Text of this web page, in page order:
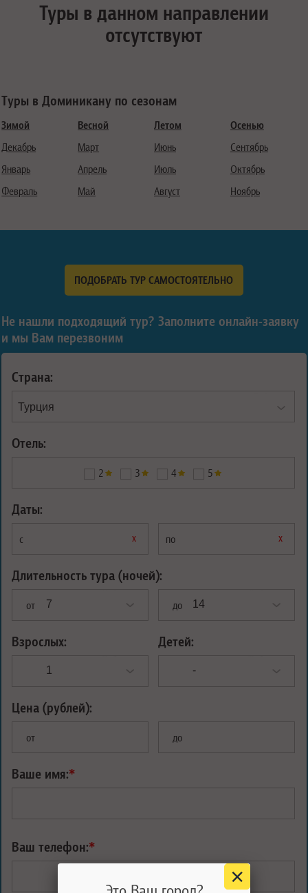
Туры в данном направлении
отсутствуют
Туры в Доминикану по сезонам
Зимой
Декабрь
Январь
Февраль
Весной
Март
Апрель
Май
Летом
Июнь
Июль
Август
Осенью
Сентябрь
Октябрь
Ноябрь
ПОДОБРАТЬ ТУР САМОСТОЯТЕЛЬНО
Не нашли подходящий тур? Заполните онлайн-заявку
и мы Вам перезвоним
Страна:
Отель:
2 3 4 5
Даты:
с х по х
Длительность тура (ночей):
от до
Взрослых: Детей:
Цена (рублей):
от до
Ваше имя:*
Ваш телефон:*